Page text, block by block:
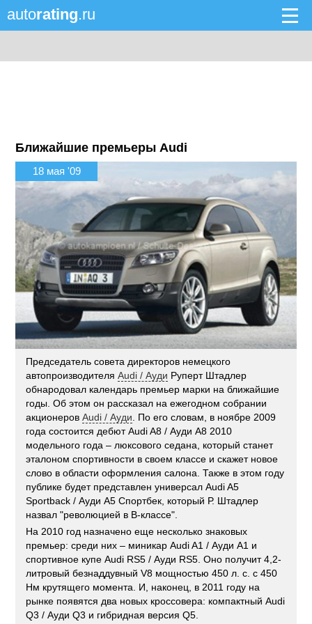
autorating.ru
Ближайшие премьеры Audi
18 мая '09
Председатель совета директоров немецкого
автопроизводителяAudi / Ауди Руперт Штадлер
обнародовал календарь премьер марки на ближайшие
годы. Об этом он рассказал на ежегодном собрании
акционеровAudi / Ауди . По его словам, в ноябре 2009
года состоится дебют Audi A8 / Ауди А8 2010
модельного года – люксового седана, который станет
эталоном спортивности в своем классе и скажет новое
слово в области оформления салона. Также в этом году
публике будет представлен универсал Audi A5
Sportback / Ауди А5 Спортбек, который Р. Штадлер
назвал "революцией в B-классе".
На 2010 год назначено еще несколько знаковых
премьер: среди них – миникар Audi A1 / Ауди А1 и
спортивное купе Audi RS5 / Ауди RS5. Оно получит 4,2-
литровый безнаддувный V8 мощностью 450 л. с. с 450
Нм крутящего момента. И, наконец, в 2011 году на
рынке появятся два новых кроссовера: компактный Audi
Q3 / Ауди Q3 и гибридная версия Q5.